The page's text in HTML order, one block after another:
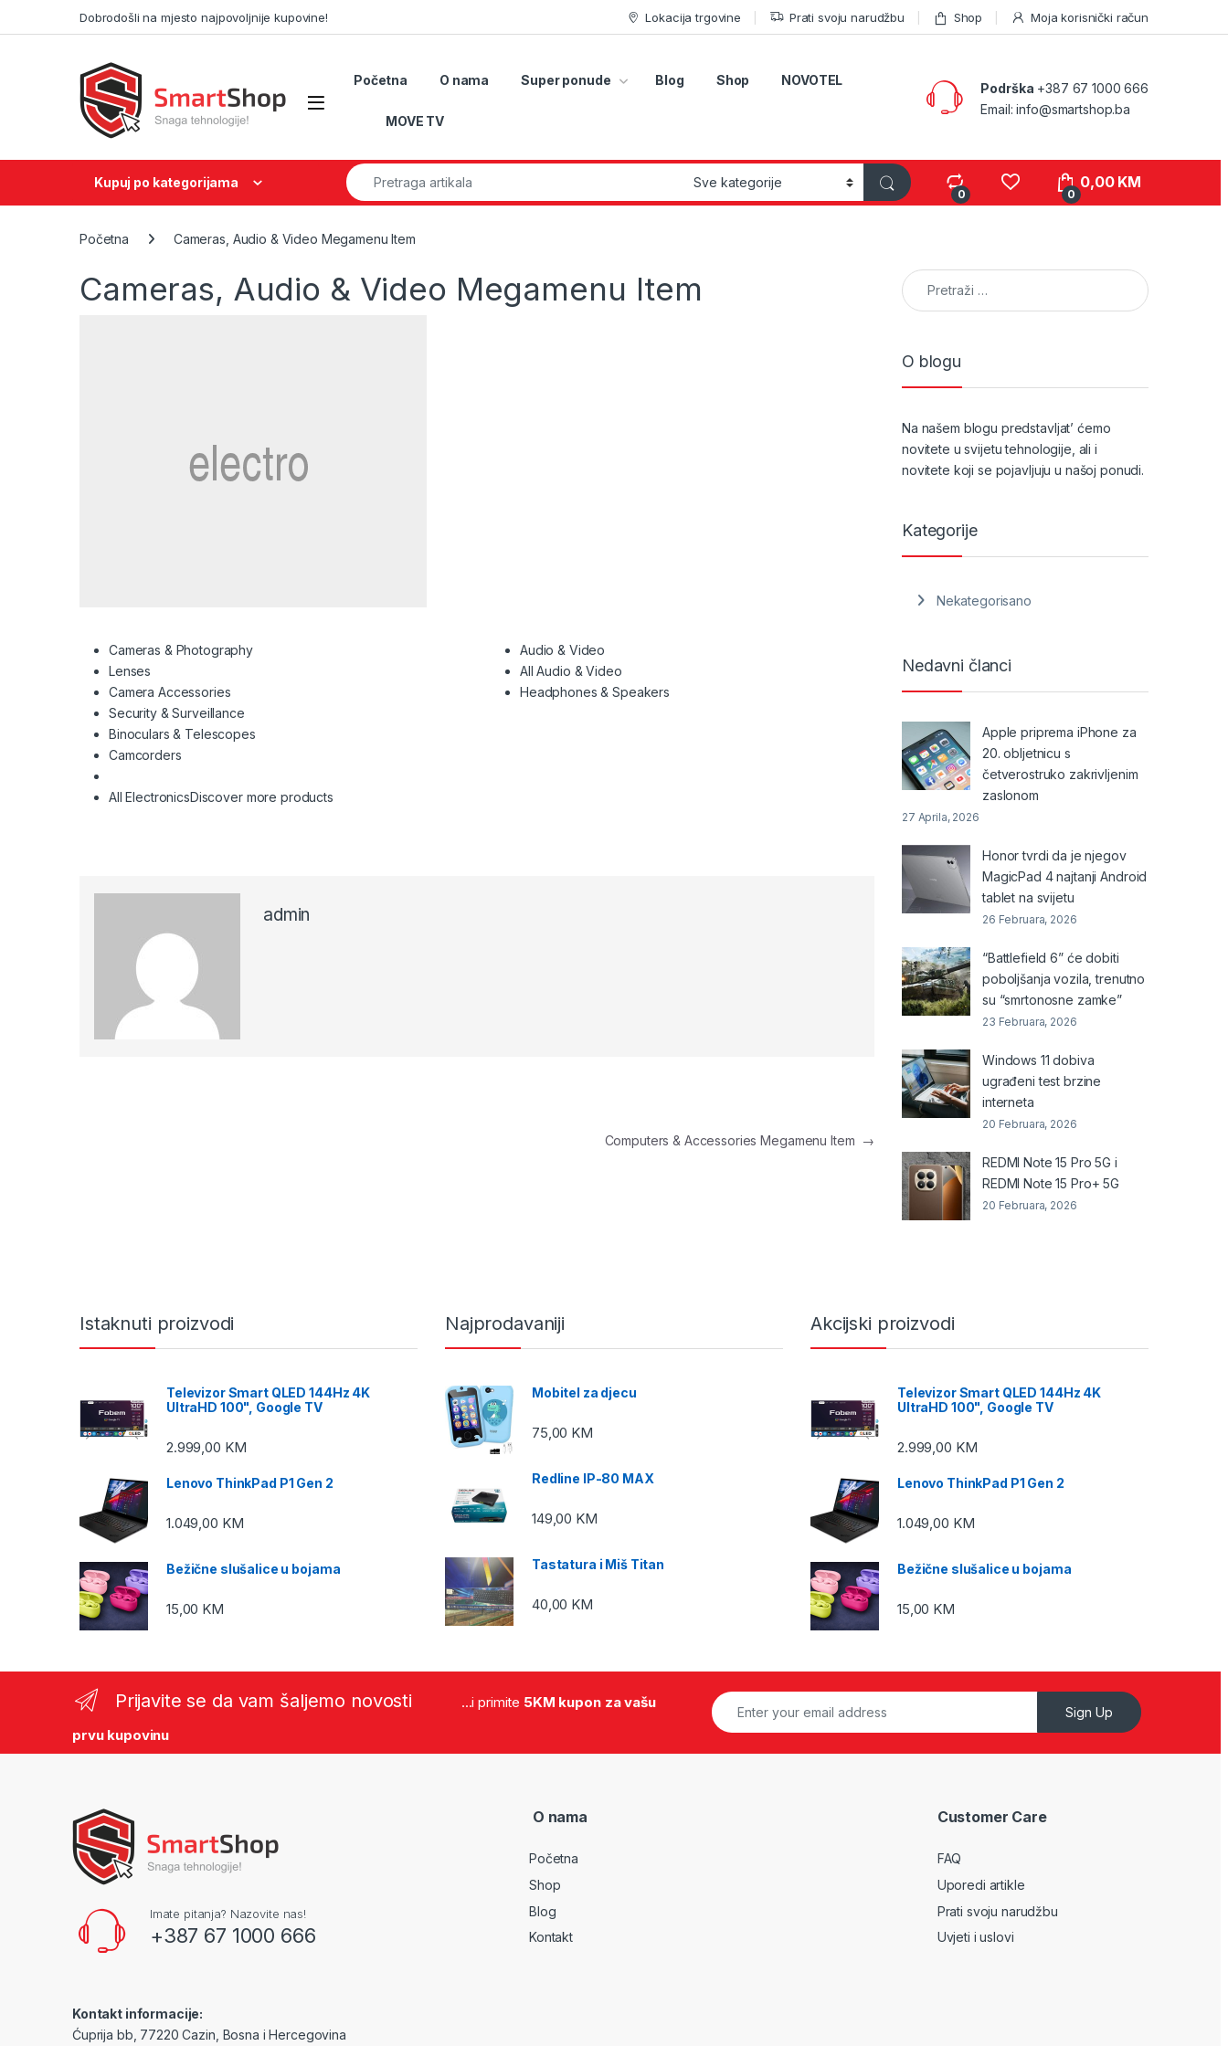
Dobrodošli na mjesto najpovoljnije kupovine! Lokacija trgovine Prati svoju narudžbu Shop Moja korisnički račun
Početna O nama Super ponude Blog Shop NOVOTEL
MOVE TV
Podrška +387 67 1000 666
Email: info@smartshop.ba
Kupuj po kategorijama
Search for:
0 0
0,00 KM
Početna Cameras, Audio & Video Megamenu Item
Cameras, Audio & Video Megamenu Item
Cameras & Photography
Lenses
Camera Accessories
Security & Surveillance
Binoculars & Telescopes
Camcorders
All ElectronicsDiscover more products
Audio & Video
All Audio & Video
Headphones & Speakers
admin
Computers & Accessories Megamenu Item →
Pretraga:
O blogu
Na našem blogu predstavljat’ ćemo
novitete u svijetu tehnologije, ali i
novitete koji se pojavljuju u našoj ponudi.
Kategorije
Nekategorisano
Nedavni članci
Apple priprema iPhone za
20. obljetnicu s
četverostruko zakrivljenim
zaslonom
27 Aprila, 2026
Honor tvrdi da je njegov
MagicPad 4 najtanji Android
tablet na svijetu
26 Februara, 2026
“Battlefield 6” će dobiti
poboljšanja vozila, trenutno
su “smrtonosne zamke”
23 Februara, 2026
Windows 11 dobiva
ugrađeni test brzine
interneta
20 Februara, 2026
REDMI Note 15 Pro 5G i
REDMI Note 15 Pro+ 5G
20 Februara, 2026
Istaknuti proizvodi
Televizor Smart QLED 144Hz 4K
UltraHD 100", Google TV
2.999,00 KM
Lenovo ThinkPad P1 Gen 2
1.049,00 KM
Bežične slušalice u bojama
15,00 KM
Najprodavaniji
Mobitel za djecu
75,00 KM
Redline IP-80 MAX
149,00 KM
Tastatura i Miš Titan
40,00 KM
Akcijski proizvodi
Televizor Smart QLED 144Hz 4K
UltraHD 100", Google TV
2.999,00 KM
Lenovo ThinkPad P1 Gen 2
1.049,00 KM
Bežične slušalice u bojama
15,00 KM
Prijavite se da vam šaljemo novosti ...i primite 5KM kupon za vašu
prvu kupovinu
Sign Up
Imate pitanja? Nazovite nas!
+387 67 1000 666
Kontakt informacije:
Ćuprija bb, 77220 Cazin, Bosna i Hercegovina
O nama
Početna
Shop
Blog
Kontakt
Customer Care
FAQ
Uporedi artikle
Prati svoju narudžbu
Uvjeti i uslovi